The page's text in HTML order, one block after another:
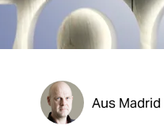
Aus Madrid